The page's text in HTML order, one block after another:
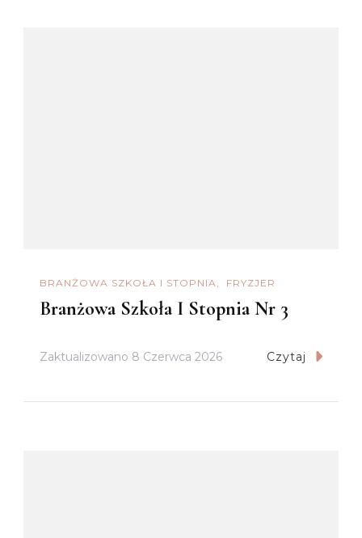
BRANŻOWA SZKOŁA I STOPNIA FRYZJER
Branżowa Szkoła I Stopnia Nr 3
Zaktualizowano 8 Czerwca 2026 Czytaj